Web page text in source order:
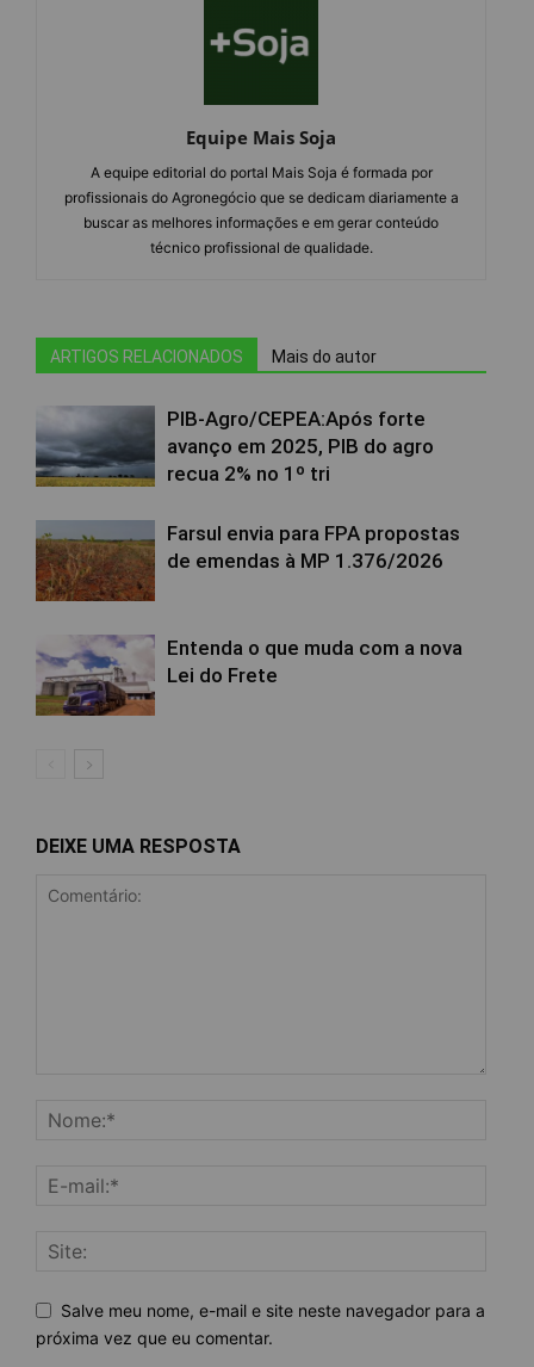
Equipe Mais Soja
A equipe editorial do portal Mais Soja é formada por
profissionais do Agronegócio que se dedicam diariamente a
buscar as melhores informações e em gerar conteúdo
técnico profissional de qualidade.
ARTIGOS RELACIONADOS Mais do autor
PIB-Agro/CEPEA:Após forte
avanço em 2025, PIB do agro
recua 2% no 1º tri
Farsul envia para FPA propostas
de emendas à MP 1.376/2026
Entenda o que muda com a nova
Lei do Frete
DEIXE UMA RESPOSTA
Salve meu nome, e-mail e site neste navegador para a
próxima vez que eu comentar.